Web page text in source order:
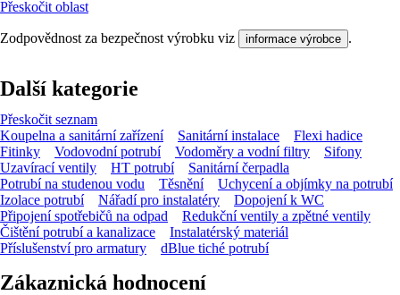
Přeskočit oblast
Zodpovědnost za bezpečnost výrobku viz informace výrobce .
Další kategorie
Přeskočit seznam
Koupelna a sanitární zařízení
Sanitární instalace
Flexi hadice
Fitinky
Vodovodní potrubí Vodoměry a vodní filtry
Sifony
Uzavírací ventily
HT potrubí
Sanitární čerpadla
Potrubí na studenou vodu
Těsnění
Uchycení a objímky na potrubí
Izolace potrubí
Nářadí pro instalatéry
Dopojení k WC
Připojení spotřebičů na odpad
Redukční ventily a zpětné ventily
Čištění potrubí a kanalizace
Instalatérský materiál
Příslušenství pro armatury
dBlue tiché potrubí
Zákaznická hodnocení